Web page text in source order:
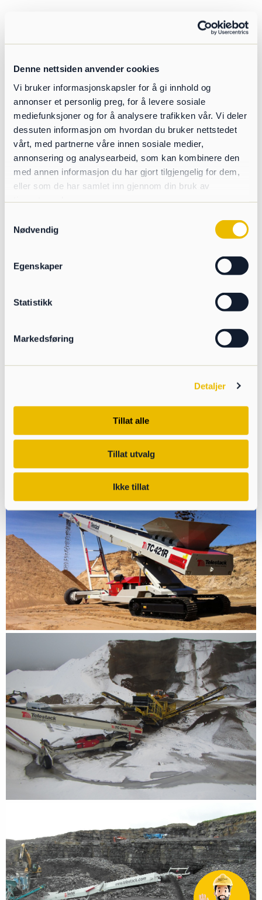
Denne nettsiden anvender cookies
Vi bruker informasjonskapsler for å gi innhold og
annonser et personlig preg, for å levere sosiale
mediefunksjoner og for å analysere trafikken vår. Vi deler
dessuten informasjon om hvordan du bruker nettstedet
vårt, med partnerne våre innen sosiale medier,
annonsering og analysearbeid, som kan kombinere den
med annen informasjon du har gjort tilgjengelig for dem,
eller som de har samlet inn gjennom din bruk av
Nødvendig
Egenskaper
Statistikk
Markedsføring
Detaljer
Tillat alle
Tillat utvalg
Ikke tillat
Radiell funktion ger betydligt mer uppläggning än
en standard stacker
Hög uppläggningskapacitet med radiell funktion
upp till ca. 14 600 ton
Riggtid på endast 15min
Diesel eller Elektrisk drift
Mycket användar & servicevänlig